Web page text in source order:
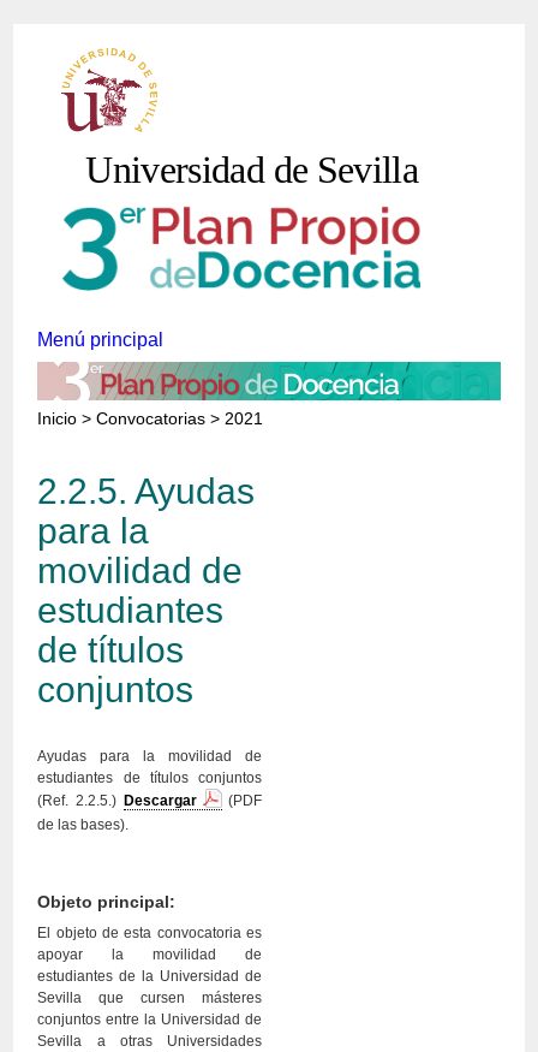
Universidad de Sevilla
Menú principal
Inicio >Convocatorias > 2021
2.2.5. Ayudas
para la
movilidad de
estudiantes
de títulos
conjuntos
Ayudas para la movilidad de
estudiantes de títulos conjuntos
(Ref. 2.2.5.) Descargar
(PDF
de las bases).
Objeto principal:
El objeto de esta convocatoria es
apoyar la movilidad de
estudiantes de la Universidad de
Sevilla que cursen másteres
conjuntos entre la Universidad de
Sevilla a otras Universidades